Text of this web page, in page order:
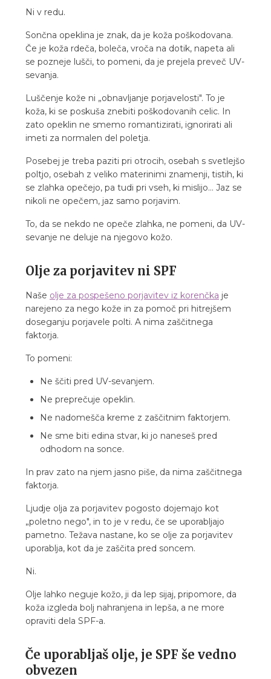
Ni v redu.
Sončna opeklina je znak, da je koža poškodovana.
Če je koža rdeča, boleča, vroča na dotik, napeta ali
se pozneje lušči, to pomeni, da je prejela preveč UV-
sevanja.
Luščenje kože ni „obnavljanje porjavelosti". To je
koža, ki se poskuša znebiti poškodovanih celic. In
zato opeklin ne smemo romantizirati, ignorirati ali
imeti za normalen del poletja.
Posebej je treba paziti pri otrocih, osebah s svetlejšo
poltjo, osebah z veliko materinimi znamenji, tistih, ki
se zlahka opečejo, pa tudi pri vseh, ki mislijo... Jaz se
nikoli ne opečem, jaz samo porjavim.
To, da se nekdo ne opeče zlahka, ne pomeni, da UV-
sevanje ne deluje na njegovo kožo.
Olje za porjavitev ni SPF
Naše olje za pospešeno porjavitev iz korenčka je
narejeno za nego kože in za pomoč pri hitrejšem
doseganju porjavele polti. A nima zaščitnega
faktorja.
To pomeni:
Ne ščiti pred UV-sevanjem.
Ne preprečuje opeklin.
Ne nadomešča kreme z zaščitnim faktorjem.
Ne sme biti edina stvar, ki jo naneseš pred
odhodom na sonce.
In prav zato na njem jasno piše, da nima zaščitnega
faktorja.
Ljudje olja za porjavitev pogosto dojemajo kot
„poletno nego", in to je v redu, če se uporabljajo
pametno. Težava nastane, ko se olje za porjavitev
uporablja, kot da je zaščita pred soncem.
Ni.
Olje lahko neguje kožo, ji da lep sijaj, pripomore, da
koža izgleda bolj nahranjena in lepša, a ne more
opraviti dela SPF-a.
Če uporabljaš olje, je SPF še vedno
obvezen